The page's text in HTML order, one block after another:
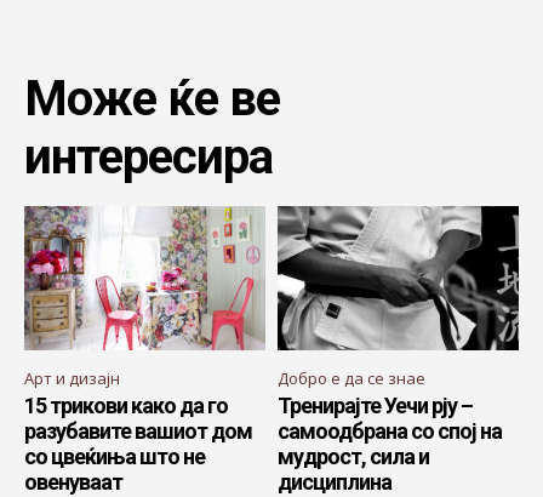
Може ќе ве
интересира
Арт и дизајн
15 трикови како да го
разубавите вашиот дом
со цвеќиња што не
овенуваат
Добро е да се знае
Тренирајте Уечи рју –
самоодбрана со спој на
мудрост, сила и
дисциплина